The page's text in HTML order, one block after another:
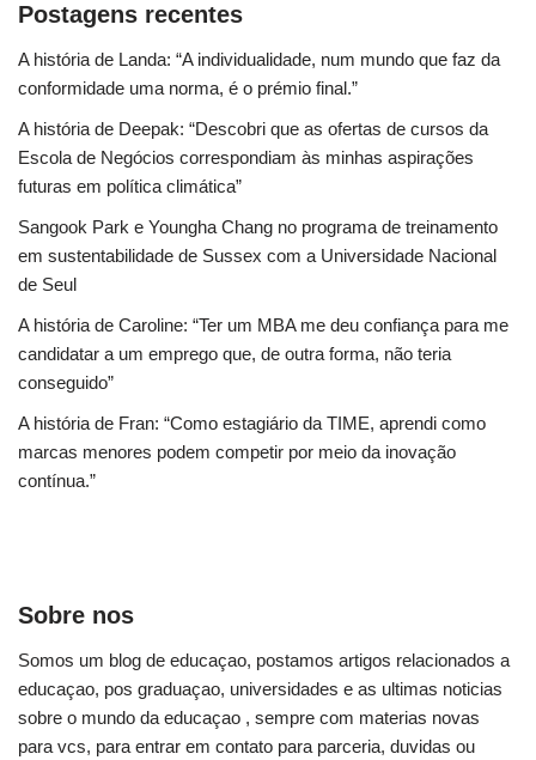
Postagens recentes
A história de Landa: “A individualidade, num mundo que faz da
conformidade uma norma, é o prémio final.”
A história de Deepak: “Descobri que as ofertas de cursos da
Escola de Negócios correspondiam às minhas aspirações
futuras em política climática”
Sangook Park e Youngha Chang no programa de treinamento
em sustentabilidade de Sussex com a Universidade Nacional
de Seul
A história de Caroline: “Ter um MBA me deu confiança para me
candidatar a um emprego que, de outra forma, não teria
conseguido”
A história de Fran: “Como estagiário da TIME, aprendi como
marcas menores podem competir por meio da inovação
contínua.”
Sobre nos
Somos um blog de educaçao, postamos artigos relacionados a
educaçao, pos graduaçao, universidades e as ultimas noticias
sobre o mundo da educaçao , sempre com materias novas
para vcs, para entrar em contato para parceria, duvidas ou